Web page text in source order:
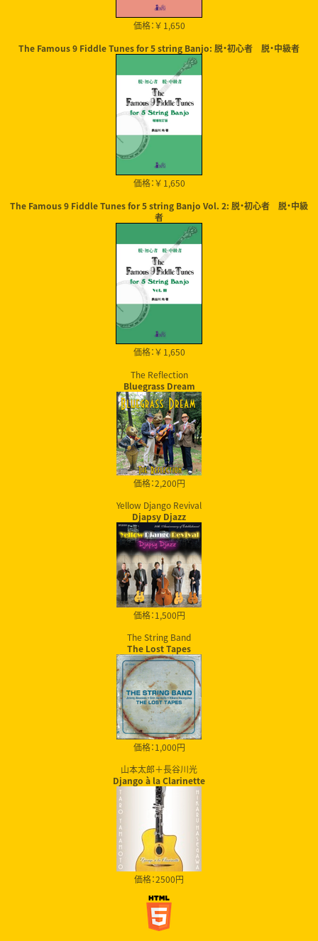
価格：￥ 1,650
The Famous 9 Fiddle Tunes for 5 string Banjo: 脱・初心者 脱・中級者
価格：￥ 1,650
The Famous 9 Fiddle Tunes for 5 string Banjo Vol. 2: 脱・初心者 脱・中級
者
価格：￥ 1,650
The Reflection
Bluegrass Dream
価格：2,200円
Yellow Django Revival
Djapsy Djazz
価格：1,500円
The String Band
The Lost Tapes
価格：1,000円
山本太郎＋長谷川光
Django à la Clarinette
価格：2500円